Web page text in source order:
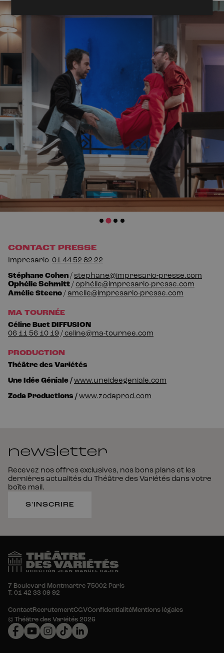
CONTACT PRESSE
Impresario 0144 52 82 22
StéphaneCohen/stephane@impresario-presse.com
OphélieSchmitt/ophélie@impresario-presse.com
AmélieSteeno/ amelie@impresario-presse.com
MA TOURNÉE
Céline Buet DIFFUSION
06 11 56 10 19/celine@ma-tournee.com
PRODUCTION
Théâtre des Variétés
Une Idée Géniale /www.uneideegeniale.com
Zoda Productions /www.zodaprod.com
newsletter
Recevez nos offres exclusives, nos bons plans et les
dernières actualités du Théâtre desVariétés dans votre
boîte mail.
S'INSCRIRE
7 Boulevard Montmartre75002 Paris
T. 01 42 33 09 92
ContactRecrutementCGVConfidentialitéMentions légales
© Théâtre des Variétés 2026
FacebookYoutubeInstagram
TiktokLinkedin